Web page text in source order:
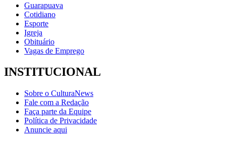
Guarapuava
Cotidiano
Esporte
Igreja
Obituário
Vagas de Emprego
INSTITUCIONAL
Sobre o CulturaNews
Fale com a Redação
Faça parte da Equipe
Política de Privacidade
Anuncie aqui